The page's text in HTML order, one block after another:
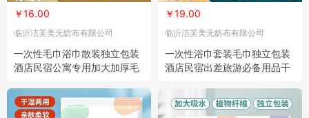
￥16.00
临沂洁芙美无纺布有限公司
一次性毛巾浴巾散装独立包装
酒店民宿公寓专用加大加厚毛
￥19.00
临沂洁芙美无纺布有限公司
一次性浴巾套装毛巾独立包装
酒店民宿出差旅游必备用品干